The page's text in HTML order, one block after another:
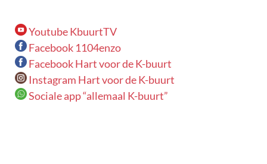
Youtube KbuurtTV
Facebook 1104enzo
Facebook Hart voor de K-buurt
Instagram Hart voor de K-buurt
Sociale app “allemaal K-buurt”